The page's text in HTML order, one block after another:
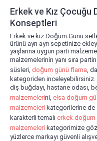
Erkek ve Kız Çocuğu
Konseptleri
Erkek ve kız Doğum Günü
ürünü ayrı ayrı sepetinize
yaşlarına uygun parti
malzemelerinin yanı sıra
süsleri, doğum günü flama,
kategoriden inceleyebilirsiniz.
diş buğdayı, hastane odası,
malzemelerini, elsa doğum
malzemeleri kategorilerine de
karakterli temalı erkek doğum
malzemeleri kategorimize
yüzlerce markayı güvenli